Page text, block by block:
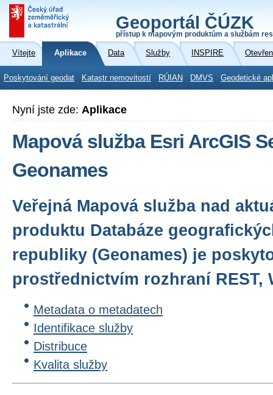
Geoportál ČÚZK
přístup k mapovým produktům a službám
Vítejte Aplikace Data Služby INSPIRE
Poskytování geodat Katastr nemovitostí RÚIAN DMVS Geodetické
Nyní jste zde: Aplikace
Mapová služba Esri ArcGIS
Geonames
Veřejná Mapová služba nad
produktu Databáze
republiky (Geonames) je
prostřednictvím rozhraní REST,
Metadata o metadatech
Identifikace služby
Distribuce
Kvalita služby